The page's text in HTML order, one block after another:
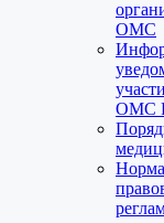
ОМС
ОМС